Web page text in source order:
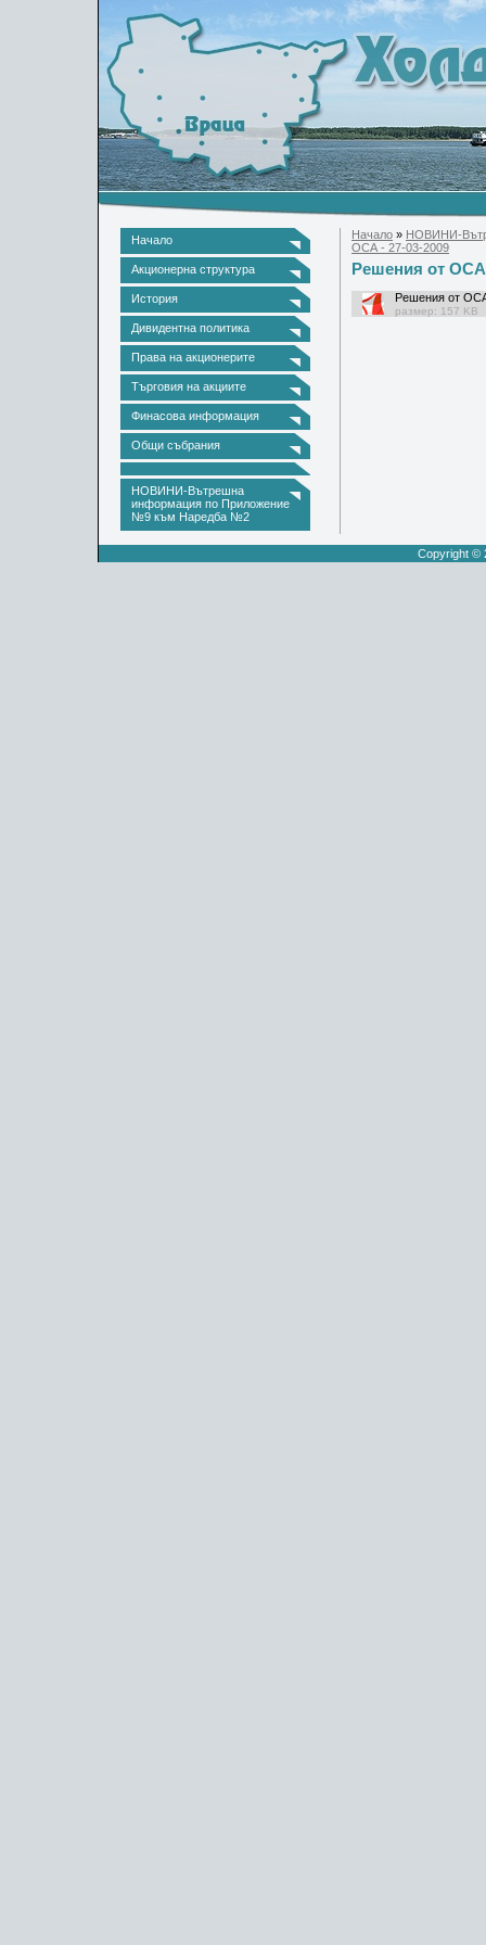
Начало
Акционерна структура
История
Дивидентна политика
Права на акционерите
Търговия на акциите
Финасова информация
Общи събрания
НОВИНИ-Вътрешна
информация по Приложение
№9 към Наредба №2
Начало » НОВИНИ-
ОСА - 27-03-2009
Решения от ОСА
Решения от
размер: 157 KB
Copyright ©